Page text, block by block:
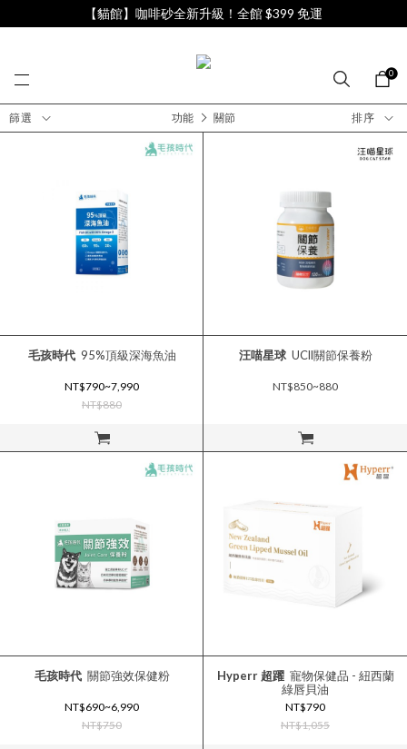
【貓館】咖啡砂全新升級！全館 $399 免運
0
篩選 排序
功能 關節
立即購買
毛孩時代 95%頂級深海魚油
NT$790~7,990
NT$880
立即購買
汪喵星球 UCll關節保養粉
NT$850~880
毛孩時代 關節強效保健粉
NT$690~6,990
NT$750
Hyperr 超躍寵物保健品 - 紐西蘭
綠唇貝油
NT$790
NT$1,055